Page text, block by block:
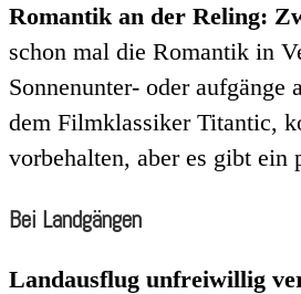
Romantik an der Reling:
schon mal die Romantik in
Sonnenunter- oder
dem Filmklassiker Titantic,
vorbehalten, aber es gibt
Bei Landgängen
Landausflug unfreiwillig